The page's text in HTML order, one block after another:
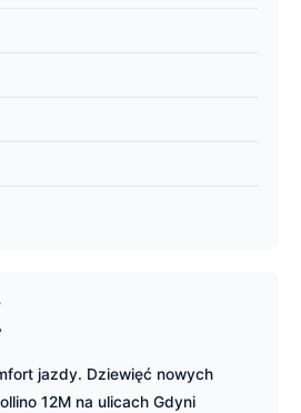
jazdy. Dziewięć nowych
12M na ulicach Gdyni